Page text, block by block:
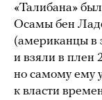
«Талибана»
Осамы бен
(американцы в
и взяли в плен
но самому ему
к власти